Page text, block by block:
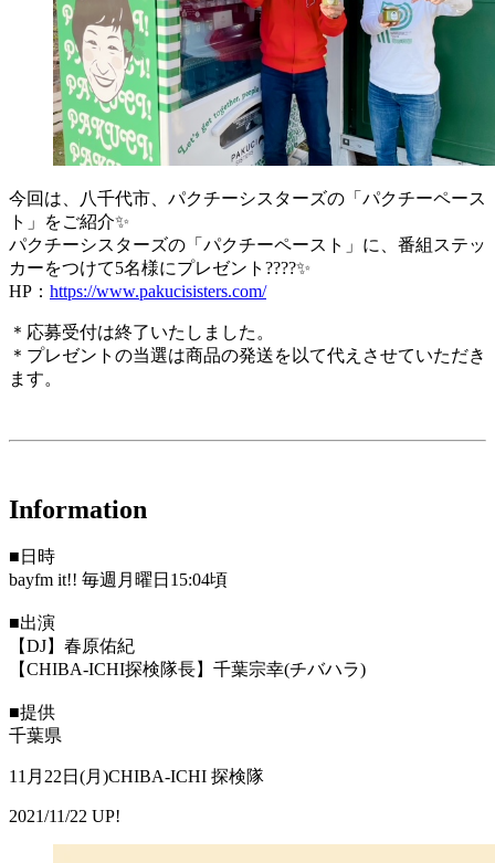
今回は、八千代市、パクチーシスターズの「パクチーペース
ト」をご紹介✨
パクチーシスターズの「パクチーペースト」に、番組ステッ
カーをつけて5名様にプレゼント????✨
HP： https://www.pakucisisters.com/
＊応募受付は終了いたしました。
＊プレゼントの当選は商品の発送を以て代えさせていただき
ます。
Information
■日時
bayfm it!! 毎週月曜日15:04頃
■出演
【DJ】春原佑紀
【CHIBA-ICHI探検隊長】千葉宗幸(チバハラ)
■提供
千葉県
11月22日(月)CHIBA-ICHI 探検隊
2021/11/22 UP!